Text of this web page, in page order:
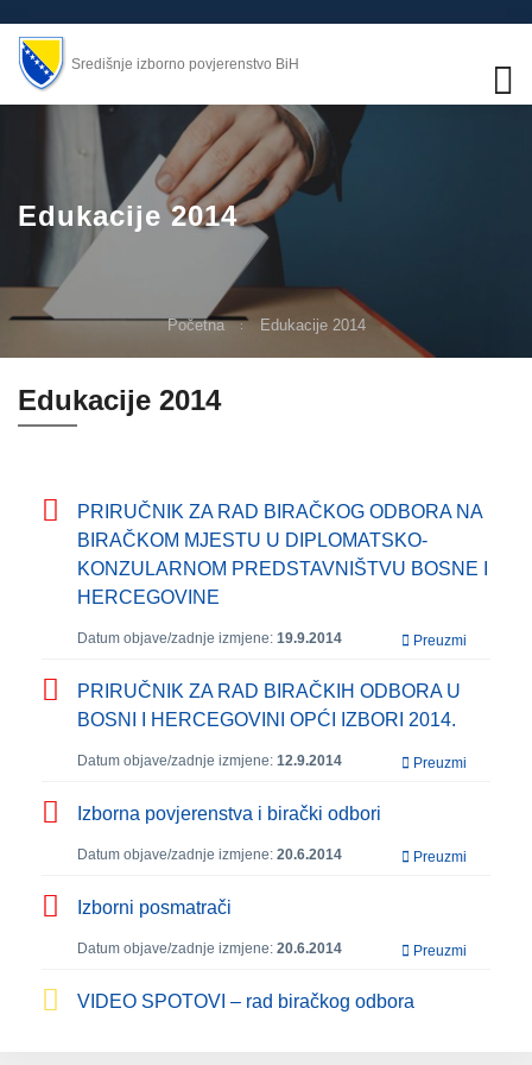
Središnje izborno povjerenstvo BiH
Edukacije 2014
Početna Edukacije 2014
Edukacije 2014
PRIRUČNIK ZA RAD BIRAČKOG ODBORA NA
BIRAČKOM MJESTU U DIPLOMATSKO-
KONZULARNOM PREDSTAVNIŠTVU BOSNE I
HERCEGOVINE
Datum objave/zadnje izmjene: 19.9.2014 Preuzmi
PRIRUČNIK ZA RAD BIRAČKIH ODBORA U
BOSNI I HERCEGOVINI OPĆI IZBORI 2014.
Datum objave/zadnje izmjene: 12.9.2014 Preuzmi
Izborna povjerenstva i birački odbori
Datum objave/zadnje izmjene: 20.6.2014 Preuzmi
Izborni posmatrači
Datum objave/zadnje izmjene: 20.6.2014 Preuzmi
VIDEO SPOTOVI – rad biračkog odbora